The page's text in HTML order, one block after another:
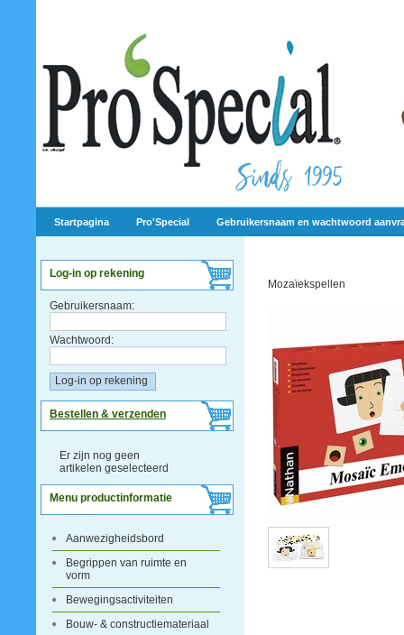
Startpagina Pro'Special Gebruikersnaam en wachtwoord
Log-in op rekening
Gebruikersnaam:
Wachtwoord:
Bestellen & verzenden
Er zijn nog geen
artikelen geselecteerd
Menu productinformatie
Aanwezigheidsbord
Begrippen van ruimte en
vorm
Bewegingsactiviteiten
Bouw- & constructiemateriaal
Mozaïekspellen